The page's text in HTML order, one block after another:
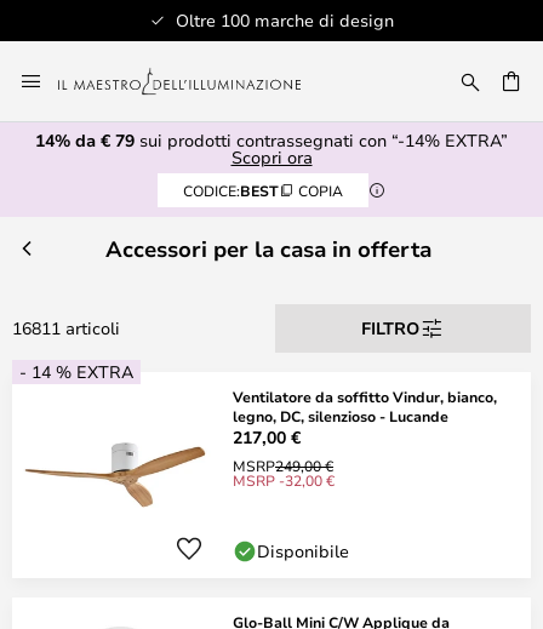
Oltre 100 marche di design
al
contenuto
14% da € 79 sui prodotti contrassegnati con “-14% EXTRA”
Scopri ora
CODICE:BEST COPIA
Accessori per la casa in offerta
16811 articoli
FILTRO
- 14 % EXTRA
Ventilatore da soffitto Vindur, bianco,
legno, DC, silenzioso - Lucande
217,00 €
MSRP249,00 €
MSRP -32,00 €
Disponibile
Glo-Ball Mini C/W Applique da